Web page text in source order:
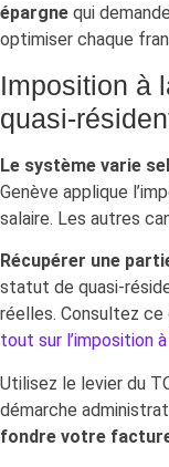
épargne qui
optimiser chaque
Imposition à
quasi-
Le système varie
Genève applique
salaire. Les autres
Récupérer une
statut de quasi-
réelles. Consultez ce
tout sur l’imposition
Utilisez le levier du
démarche
fondre votre